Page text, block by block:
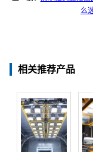
么
相关推荐产品